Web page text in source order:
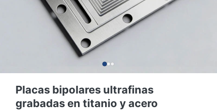
Placas bipolares ultrafinas
grabadas en titanio y acero